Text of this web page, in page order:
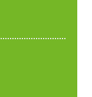
und